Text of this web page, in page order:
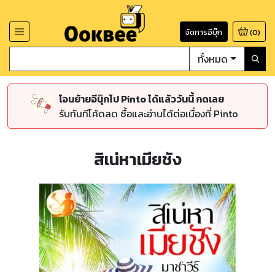
จัดการอีบุ๊ก (0)
ทั้งหมด
โอนย้ายอีบุ๊กไป Pinto ได้แล้ววันนี้ กดเลย
รับทันทีโค้ดลด ซื้อและอ่านได้ต่อเนื่องที่ Pinto
สิเน่หาเมียชัง